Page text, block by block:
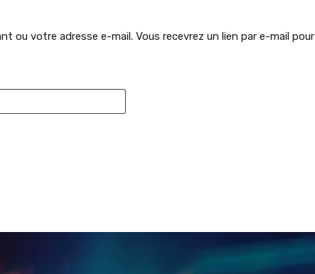
ou votre adresse e-mail. Vous recevrez un lien par e-mail